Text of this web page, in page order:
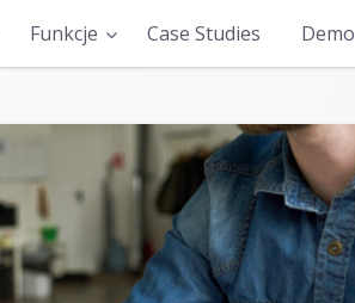
Funkcje Case Studies Demo